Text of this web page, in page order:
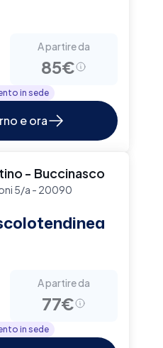
A partire da
85€
in sede
e ora
- Buccinasco
5/a - 20090
A partire da
77€
in sede